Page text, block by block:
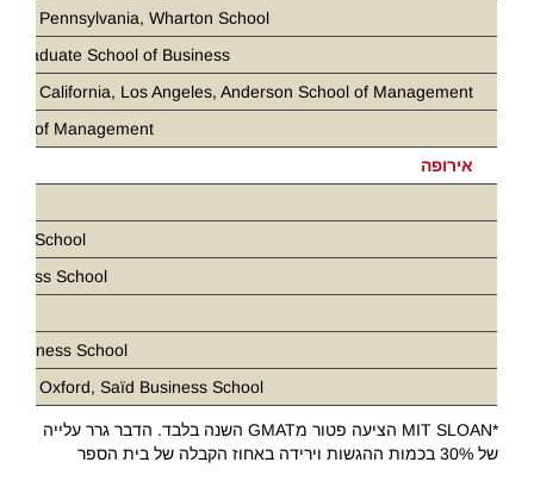
of Pennsylvania, Wharton School
Graduate School of Business
of California, Los Angeles, Anderson School of Management
of Management
אירופה
School
School
School
of Oxford, Saïd Business School
*MIT SLOAN הציעה פטור מGMAT השנה בלבד. הדבר גרר עלייה
של 30% בכמות ההגשות וירידה באחוז הקבלה של בית הספר